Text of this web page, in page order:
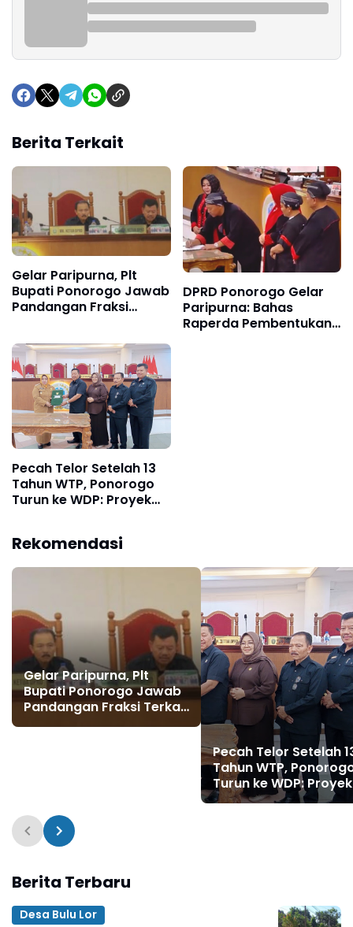
Berita Terkait
Gelar Paripurna, Plt
Bupati Ponorogo Jawab
Pandangan Fraksi
Fiskal
DPRD Ponorogo Gelar
Paripurna: Bahas
Raperda Pembentukan
Pecah Telor Setelah 13
Tahun WTP, Ponorogo
Turun ke WDP: Proyek
Sorotan Tajam
Rekomendasi
Gelar Paripurna, Plt
Bupati Ponorogo Jawab
Pandangan Fraksi Terkait
LPJ APBD 2025 dan
Pecah Telor Setelah
Tahun WTP,
Turun ke WDP: Proyek
Monumen Reog dan
Berita Terbaru
Desa Bulu Lor